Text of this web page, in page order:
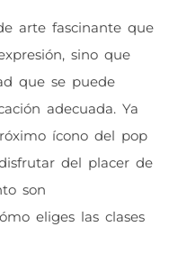
arte fascinante que
sino que
que se puede
adecuada. Ya
ícono del pop
del placer de
son
eliges las clases